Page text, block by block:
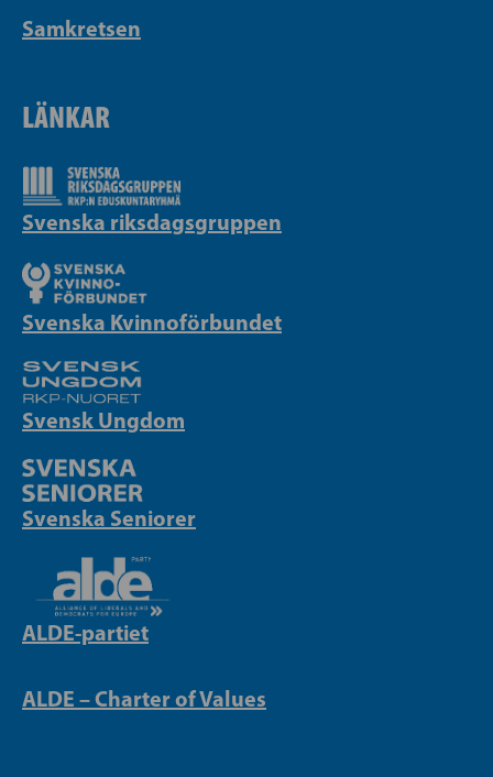
Samkretsen
LÄNKAR
Svenska riksdagsgruppen
Svenska Kvinnoförbundet
Svensk Ungdom
Svenska Seniorer
ALDE-partiet
ALDE – Charter of Values